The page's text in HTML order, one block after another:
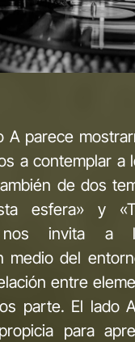
A parece
a contemplar a
de dos
esfera» y
nos invita a
medio del
entre
parte. El lado
para